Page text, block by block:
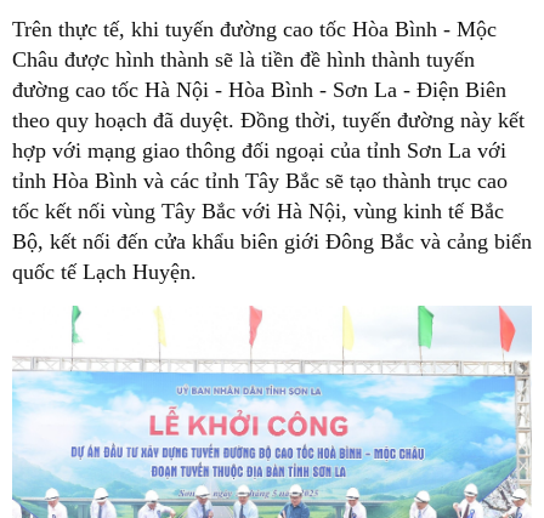
Trên thực tế, khi tuyến đường cao tốc Hòa Bình - Mộc
Châu được hình thành sẽ là tiền đề hình thành tuyến
đường cao tốc Hà Nội - Hòa Bình - Sơn La - Điện Biên
theo quy hoạch đã duyệt. Đồng thời, tuyến đường này kết
hợp với mạng giao thông đối ngoại của tỉnh Sơn La với
tỉnh Hòa Bình và các tỉnh Tây Bắc sẽ tạo thành trục cao
tốc kết nối vùng Tây Bắc với Hà Nội, vùng kinh tế Bắc
Bộ, kết nối đến cửa khẩu biên giới Đông Bắc và cảng biển
quốc tế Lạch Huyện.